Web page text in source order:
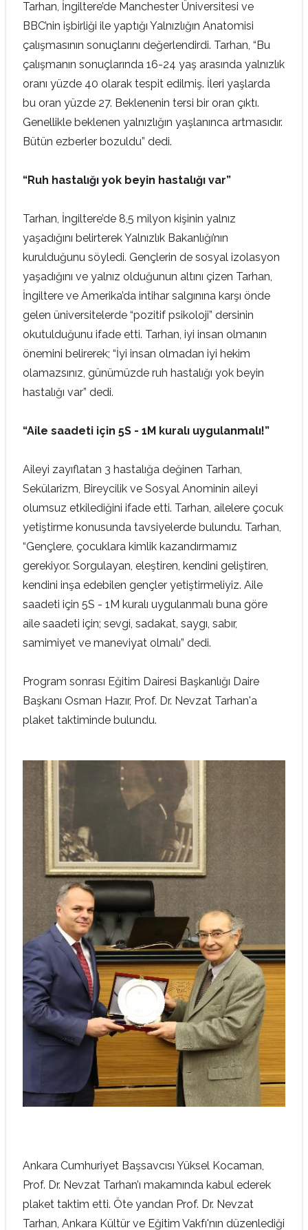
Tarhan, İngiltere’de Manchester Üniversitesi ve
BBC’nin işbirliği ile yaptığı Yalnızlığın Anatomisi
çalışmasının sonuçlarını değerlendirdi. Tarhan, “Bu
çalışmanın sonuçlarında 16-24 yaş arasında yalnızlık
oranı yüzde 40 olarak tespit edilmiş. İleri yaşlarda
bu oran yüzde 27. Beklenenin tersi bir oran çıktı.
Genellikle beklenen yalnızlığın yaşlanınca artmasıdır.
Bütün ezberler bozuldu” dedi.
“Ruh hastalığı yok beyin hastalığı var”
Tarhan, İngiltere’de 8,5 milyon kişinin yalnız
yaşadığını belirterek Yalnızlık Bakanlığı’nın
kurulduğunu söyledi. Gençlerin de sosyal izolasyon
yaşadığını ve yalnız olduğunun altını çizen Tarhan,
İngiltere ve Amerika’da intihar salgınına karşı önde
gelen üniversitelerde “pozitif psikoloji” dersinin
okutulduğunu ifade etti. Tarhan, iyi insan olmanın
önemini belirerek; “İyi insan olmadan iyi hekim
olamazsınız, günümüzde ruh hastalığı yok beyin
hastalığı var” dedi.
“Aile saadeti için 5S - 1M kuralı uygulanmalı!”
Aileyi zayıflatan 3 hastalığa değinen Tarhan,
Sekülarizm, Bireycilik ve Sosyal Anominin aileyi
olumsuz etkilediğini ifade etti. Tarhan, ailelere çocuk
yetiştirme konusunda tavsiyelerde bulundu. Tarhan,
“Gençlere, çocuklara kimlik kazandırmamız
gerekiyor. Sorgulayan, eleştiren, kendini geliştiren,
kendini inşa edebilen gençler yetiştirmeliyiz. Aile
saadeti için 5S - 1M kuralı uygulanmalı buna göre
aile saadeti için; sevgi, sadakat, saygı, sabır,
samimiyet ve maneviyat olmalı” dedi.
Program sonrası Eğitim Dairesi Başkanlığı Daire
Başkanı Osman Hazır, Prof. Dr. Nevzat Tarhan'a
plaket taktiminde bulundu.
Ankara Cumhuriyet Başsavcısı Yüksel Kocaman,
Prof. Dr. Nevzat Tarhan’ı makamında kabul ederek
plaket taktim etti. Öte yandan Prof. Dr. Nevzat
Tarhan, Ankara Kültür ve Eğitim Vakfı'nın düzenlediği